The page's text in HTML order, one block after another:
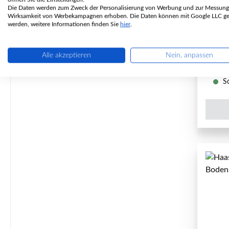
Die Daten werden zum Zweck der Personalisierung von Werbung und zur
Wirksamkeit von Werbekampagnen erhoben. Die Daten können mit Google LLC
werden, weitere Informationen finden Sie hier.
Alle akzeptieren Nein, anpassen